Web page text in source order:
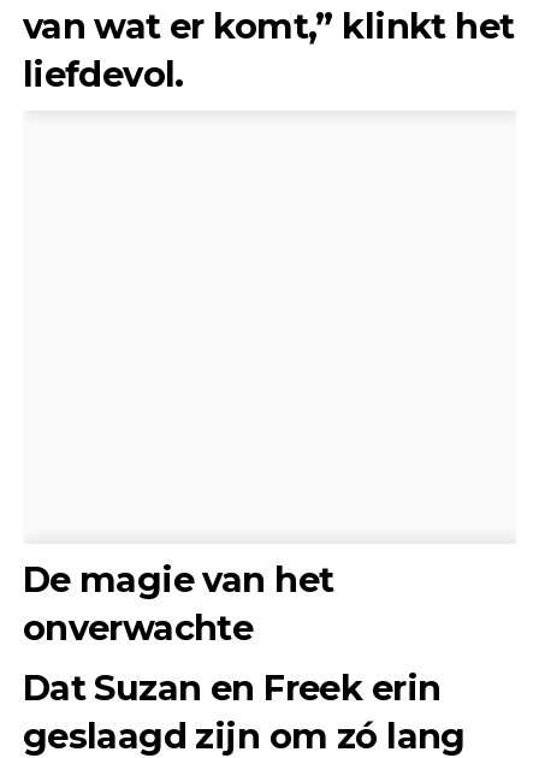
van wat er komt,” klinkt het
liefdevol.
De magie van het
onverwachte
Dat Suzan en Freek erin
geslaagd zijn om zó lang